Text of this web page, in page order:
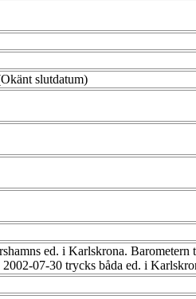
slutdatum)
ed. i Karlskrona. Barometern
2002-07-30 trycks båda ed. i